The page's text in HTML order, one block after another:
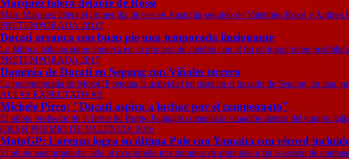
Márquez lidera delante de Rossi
Marc Marquez lidera el primer día de test en Australia seguido de Valentino Rossi y Andrea
PRETEMPORADA 20117
Ducati arranca con buen pie una temporada ilusionante
La fábrica italiana sigue inmersa en su proceso de cambio con el fin de lograr tener
PRETEMPORADA 2017
Dominio de Ducati en Sepang con Viñales tercero
La pretemporada de MotoGP retoma la actividad en pista en el trazado de Sepang, en una
ALTAS EXPECTATIVAS
Michele Pirro: "Ducati aspira a luchar por el campeonato"
El piloto probador de la firma de Borgo Panigale comenta la situación dentro del equipo
GRAN PREMIO DE VALENCIA 2016
MotoGP: Lorenzo logra su última Pole con Yamaha con récord
El piloto mallorquín ha sido el más rápido tras dominar de principio a fin la sesión de